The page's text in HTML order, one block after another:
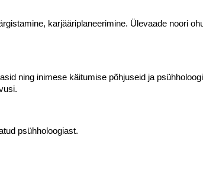
karjääriplaneerimine. Ülevaade noori
ning inimese käitumise põhjuseid ja
psühholoogiast.